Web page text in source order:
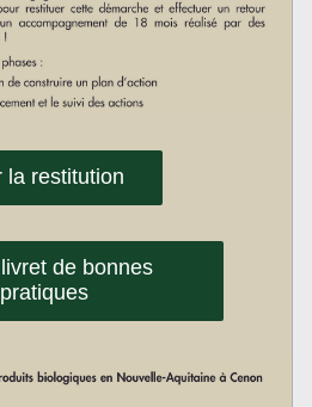
la restitution
de bonnes
pratiques